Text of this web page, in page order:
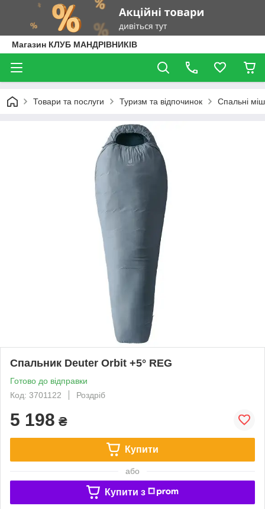
Магазин КЛУБ МАНДРІВНИКІВ
Товари та послуги Туризм та відпочинок Спальні
Спальник Deuter Orbit +5° REG
Готово до відправки
Код: 3701122
Роздріб
5 198 ₴
Купити
або
Купити з